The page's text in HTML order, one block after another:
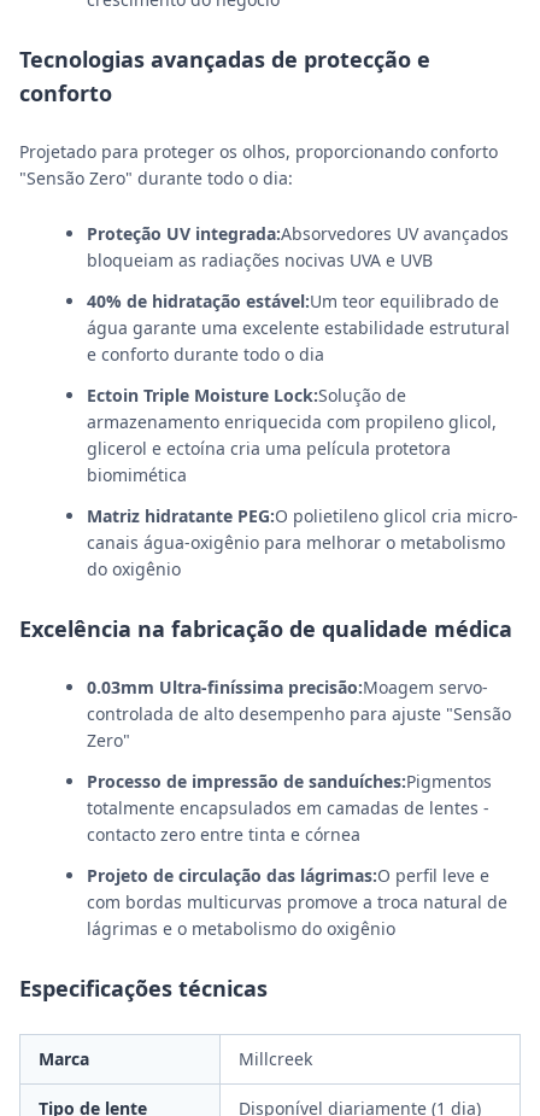
Tecnologias avançadas de protecção e
conforto
Projetado para proteger os olhos, proporcionando conforto
"Sensão Zero" durante todo o dia:
Proteção UV integrada:Absorvedores UV avançados
bloqueiam as radiações nocivas UVA e UVB
40% de hidratação estável:Um teor equilibrado de
água garante uma excelente estabilidade estrutural
e conforto durante todo o dia
Ectoin Triple Moisture Lock:Solução de
armazenamento enriquecida com propileno glicol,
glicerol e ectoína cria uma película protetora
biomimética
Matriz hidratante PEG:O polietileno glicol cria micro-
canais água-oxigênio para melhorar o metabolismo
do oxigênio
Excelência na fabricação de qualidade médica
0.03mm Ultra-finíssima precisão:Moagem servo-
controlada de alto desempenho para ajuste "Sensão
Zero"
Processo de impressão de sanduíches:Pigmentos
totalmente encapsulados em camadas de lentes -
contacto zero entre tinta e córnea
Projeto de circulação das lágrimas:O perfil leve e
com bordas multicurvas promove a troca natural de
lágrimas e o metabolismo do oxigênio
Especificações técnicas
Marca Millcreek
Tipo de lente Disponível diariamente (1 dia)